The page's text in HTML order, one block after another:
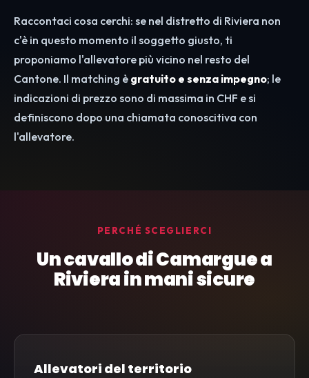
Raccontaci cosa cerchi: se nel distretto di Riviera non
c'è in questo momento il soggetto giusto, ti
proponiamo l'allevatore più vicino nel resto del
Cantone. Il matching è gratuito e senza impegno; le
indicazioni di prezzo sono di massima in CHF e si
definiscono dopo una chiamata conoscitiva con
l'allevatore.
PERCHÉ SCEGLIERCI
Un cavallo di Camargue a
Riviera in mani sicure
Allevatori del territorio